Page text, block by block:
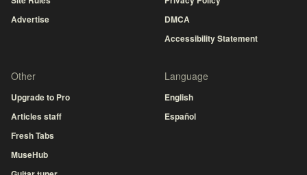
Advertise
DMCA
Accessibility Statement
Other
Upgrade to Pro
Articles staff
Fresh Tabs
MuseHub
Language
English
Español